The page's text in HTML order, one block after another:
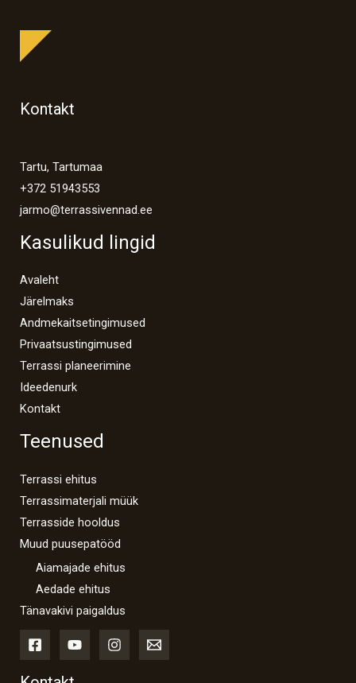
Kontakt
Tartu, Tartumaa
+372 51943553
jarmo@terrassivennad.ee
Kasulikud lingid
Avaleht
Järelmaks
Andmekaitsetingimused
Privaatsustingimused
Terrassi planeerimine
Ideedenurk
Kontakt
Teenused
Terrassi ehitus
Terrassimaterjali müük
Terrasside hooldus
Muud puusepatööd
Aiamajade ehitus
Aedade ehitus
Tänavakivi paigaldus